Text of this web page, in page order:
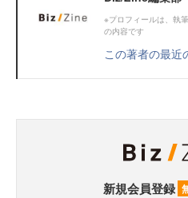
※プロフィールは、執
の内容です
この著者の最近
新規会員登録